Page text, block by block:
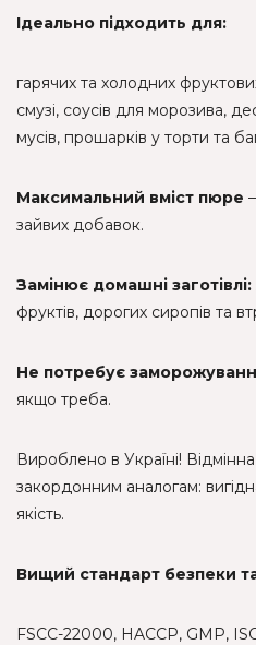
Ідеально підходить для:
гарячих та холодних
смузі, соусів для морозива,
мусів, прошарків у торти та
Максимальний вміст пюре
зайвих добавок.
Замінює домашні заготівлі:
фруктів, дорогих сиропів та
Не потребує
якщо треба.
Вироблено в Україні!
закордонним аналогам:
якість.
Вищий стандарт безпеки
FSCC-22000, HACCP, GMP,